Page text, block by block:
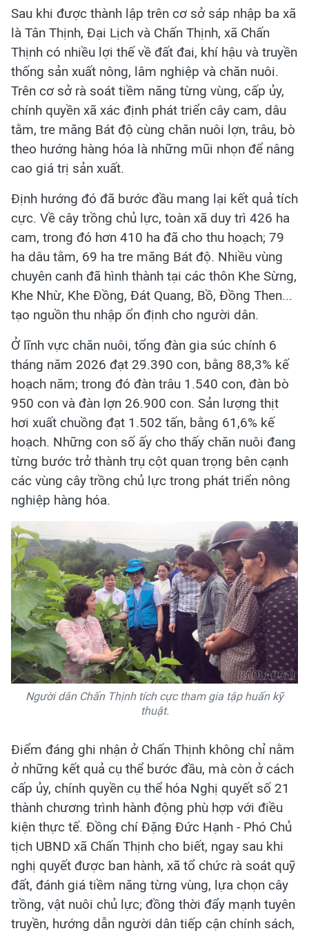
Sau khi được thành lập trên cơ sở sáp nhập ba xã
là Tân Thịnh, Đại Lịch và Chấn Thịnh, xã Chấn
Thịnh có nhiều lợi thế về đất đai, khí hậu và truyền
thống sản xuất nông, lâm nghiệp và chăn nuôi.
Trên cơ sở rà soát tiềm năng từng vùng, cấp ủy,
chính quyền xã xác định phát triển cây cam, dâu
tằm, tre măng Bát độ cùng chăn nuôi lợn, trâu, bò
theo hướng hàng hóa là những mũi nhọn để nâng
cao giá trị sản xuất.
Định hướng đó đã bước đầu mang lại kết quả tích
cực. Về cây trồng chủ lực, toàn xã duy trì 426 ha
cam, trong đó hơn 410 ha đã cho thu hoạch; 79
ha dâu tằm, 69 ha tre măng Bát độ. Nhiều vùng
chuyên canh đã hình thành tại các thôn Khe Sừng,
Khe Nhừ, Khe Đồng, Đát Quang, Bồ, Đồng Then...
tạo nguồn thu nhập ổn định cho người dân.
Ở lĩnh vực chăn nuôi, tổng đàn gia súc chính 6
tháng năm 2026 đạt 29.390 con, bằng 88,3% kế
hoạch năm; trong đó đàn trâu 1.540 con, đàn bò
950 con và đàn lợn 26.900 con. Sản lượng thịt
hơi xuất chuồng đạt 1.502 tấn, bằng 61,6% kế
hoạch. Những con số ấy cho thấy chăn nuôi đang
từng bước trở thành trụ cột quan trọng bên cạnh
các vùng cây trồng chủ lực trong phát triển nông
nghiệp hàng hóa.
Người dân Chấn Thịnh tích cực tham gia tập huấn kỹ
thuật.
Điểm đáng ghi nhận ở Chấn Thịnh không chỉ nằm
ở những kết quả cụ thể bước đầu, mà còn ở cách
cấp ủy, chính quyền cụ thể hóa Nghị quyết số 21
thành chương trình hành động phù hợp với điều
kiện thực tế. Đồng chí Đặng Đức Hạnh - Phó Chủ
tịch UBND xã Chấn Thịnh cho biết, ngay sau khi
nghị quyết được ban hành, xã tổ chức rà soát quỹ
đất, đánh giá tiềm năng từng vùng, lựa chọn cây
trồng, vật nuôi chủ lực; đồng thời đẩy mạnh tuyên
truyền, hướng dẫn người dân tiếp cận chính sách,